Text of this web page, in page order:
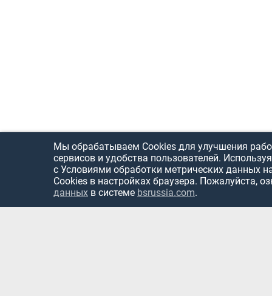
Мы обрабатываем Cookies для улучшения
сервисов и удобства пользователей.
с Условиями обработки метрических данных
Cookies в настройках браузера. Пожалуйста,
данных в системе bsrussia.com.